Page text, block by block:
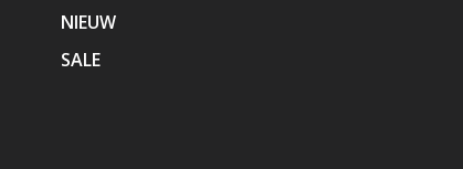
NIEUW
SALE